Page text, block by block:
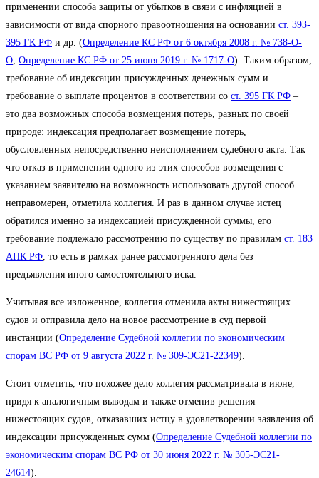
применении способа защиты от убытков в связи с инфляцией в
зависимости от вида спорного правоотношения на основании ст. 393-
395 ГК РФ и др. (Определение КС РФ от 6 октября 2008 г. № 738-О-
О Определение КС РФ от 25 июня 2019 г. № 1717-О). Таким образом,
требование об индексации присужденных денежных сумм и
требование о выплате процентов в соответствии со ст. 395 ГК РФ –
это два возможных способа возмещения потерь, разных по своей
природе: индексация предполагает возмещение потерь,
обусловленных непосредственно неисполнением судебного акта. Так
что отказ в применении одного из этих способов возмещения с
указанием заявителю на возможность использовать другой способ
неправомерен, отметила коллегия. И раз в данном случае истец
обратился именно за индексацией присужденной суммы, его
требование подлежало рассмотрению по существу по правилам ст. 183
АПК РФ , то есть в рамках ранее рассмотренного дела без
предъявления иного самостоятельного иска.
Учитывая все изложенное, коллегия отменила акты нижестоящих
судов и отправила дело на новое рассмотрение в суд первой
инстанции (Определение Судебной коллегии по экономическим
спорам ВС РФ от 9 августа 2022 г. № 309-ЭС21-22349).
Стоит отметить, что похожее дело коллегия рассматривала в июне,
придя к аналогичным выводам и также отменив решения
нижестоящих судов, отказавших истцу в удовлетворении заявления об
индексации присужденных сумм (Определение Судебной коллегии по
экономическим спорам ВС РФ от 30 июня 2022 г. № 305-ЭС21-
24614).